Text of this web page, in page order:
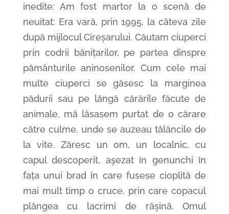
inedite: Am fost martor la o scenă de
neuitat: Era vară, prin 1995, la câteva zile
după mijlocul Cireșarului. Căutam ciuperci
prin codrii bănițarilor, pe partea dinspre
pământurile aninosenilor. Cum cele mai
multe ciuperci se găsesc la marginea
pădurii sau pe lângă cărările făcute de
animale, mă lăsasem purtat de o cărare
către culme, unde se auzeau tălăncile de
la vite. Zăresc un om, un localnic, cu
capul descoperit, aşezat în genunchi în
fața unui brad în care fusese cioplită de
mai mult timp o cruce, prin care copacul
plângea cu lacrimi de răşină. Omul